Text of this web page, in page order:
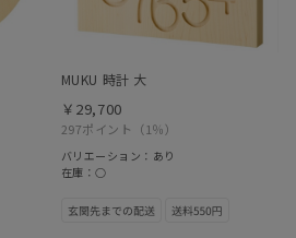
MUKU 時計 大
297ポイント （1％）
￥29,700
バリエーション：あり
在庫：○